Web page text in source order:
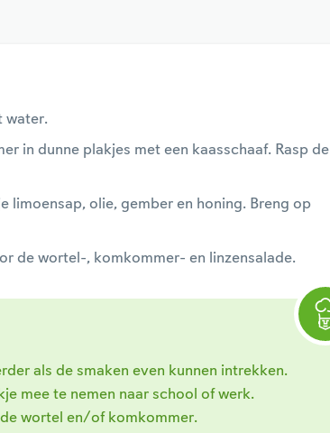
water.
in dunne plakjes met een kaasschaaf. Rasp de
limoensap, olie, gember en honing. Breng op
de wortel-, komkommer- en linzensalade.
als de smaken even kunnen intrekken.
mee te nemen naar school of werk.
wortel en/of komkommer.